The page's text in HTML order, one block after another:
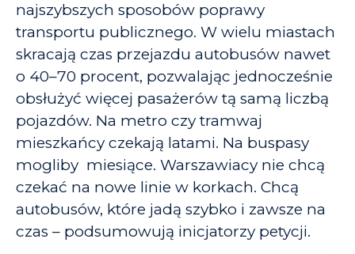
najszybszych sposobów poprawy
transportu publicznego. W wielu miastach
skracają czas przejazdu autobusów nawet
o 40–70 procent, pozwalając jednocześnie
obsłużyć więcej pasażerów tą samą liczbą
pojazdów. Na metro czy tramwaj
mieszkańcy czekają latami. Na buspasy
mogliby miesiące. Warszawiacy nie chcą
czekać na nowe linie w korkach. Chcą
autobusów, które jadą szybko i zawsze na
czas – podsumowują inicjatorzy petycji.